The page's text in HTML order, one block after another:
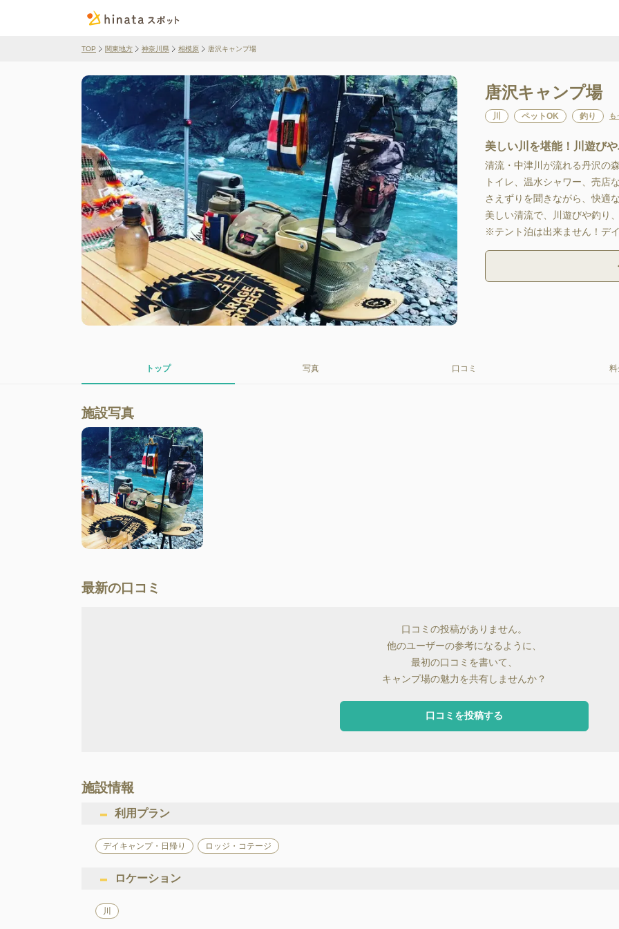
TOP 関東地方 神奈川県 相模原 唐沢キャンプ場
唐沢キャンプ場
川 ペットOK 釣り も
美しい川を堪能！川遊び
清流・中津川が流れる丹沢の
トイレ、温水シャワー、売店
さえずりを聞きながら、快適
美しい清流で、川遊びや釣り
※テント泊は出来ません！デ
トップ 写真 口コミ 料
施設写真
最新の口コミ
口コミの投稿がありません。
他のユーザーの参考になるように、
最初の口コミを書いて、
キャンプ場の魅力を共有しませんか？
口コミを投稿する
施設情報
利用プラン
デイキャンプ・日帰り ロッジ・コテージ
ロケーション
川